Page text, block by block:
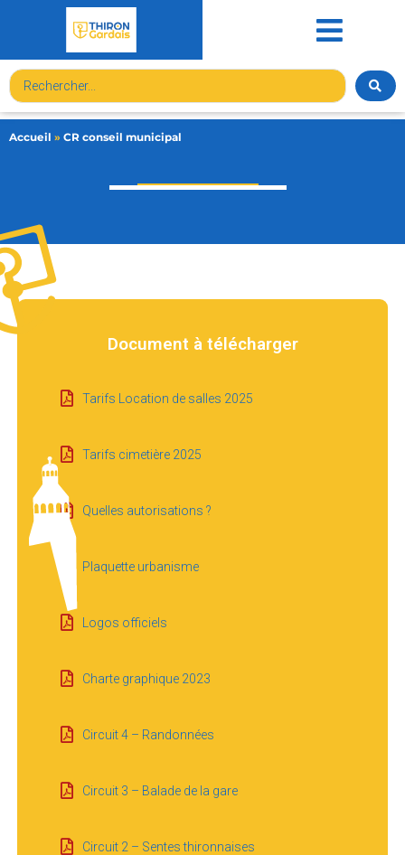
Accueil » CR conseil municipal
Document à télécharger
Tarifs Location de salles 2025
Tarifs cimetière 2025
Quelles autorisations ?
Plaquette urbanisme
Logos officiels
Charte graphique 2023
Circuit 4 – Randonnées
Circuit 3 – Balade de la gare
Circuit 2 – Sentes thironnaises